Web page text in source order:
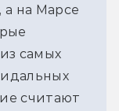
а на Марсе
самых
считают